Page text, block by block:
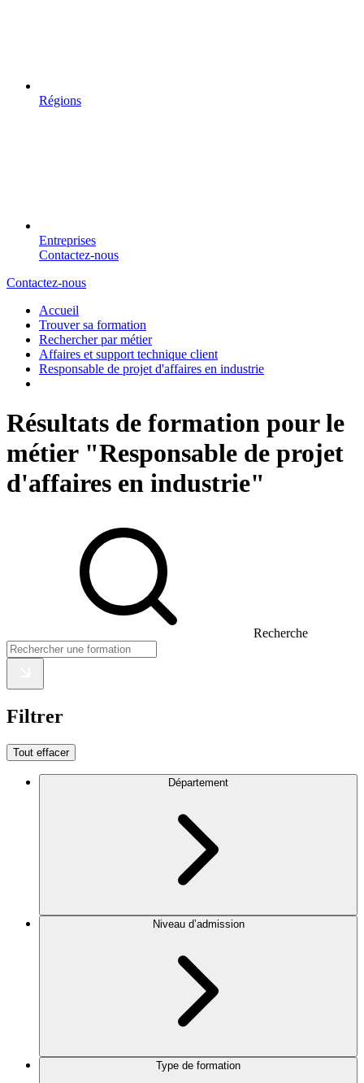
Régions
Entreprises
Contactez-nous
Contactez-nous
Accueil
Trouver sa formation
Rechercher par métier
Affaires et support technique client
Responsable de projet d'affaires en industrie
Résultats de formation pour le
métier "Responsable de projet
d'affaires en industrie"
Recherche
Filtrer
Tout effacer
Département
Niveau d’admission
Type de formation